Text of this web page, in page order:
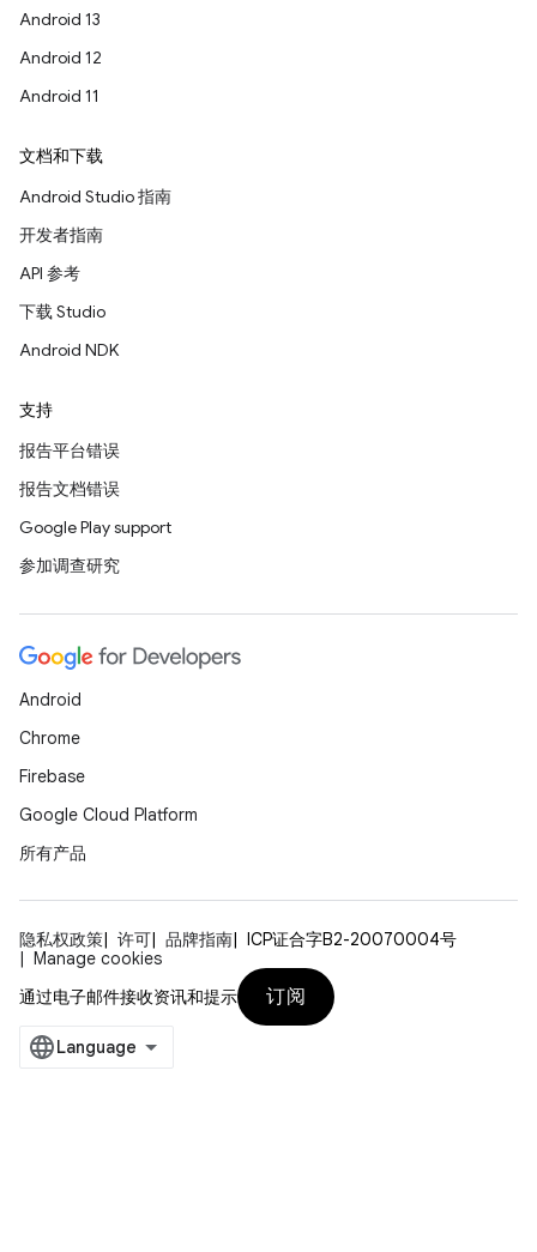
Android 13
Android 12
Android 11
文档和下载
Android Studio 指南
开发者指南
API 参考
下载 Studio
Android NDK
支持
报告平台错误
报告文档错误
Google Play support
参加调查研究
Android
Chrome
Firebase
Google Cloud Platform
所有产品
隐私权政策 许可 品牌指南
ICP证合字B2-20070004号
Manage cookies
通过电子邮件接收资讯和提示
订阅